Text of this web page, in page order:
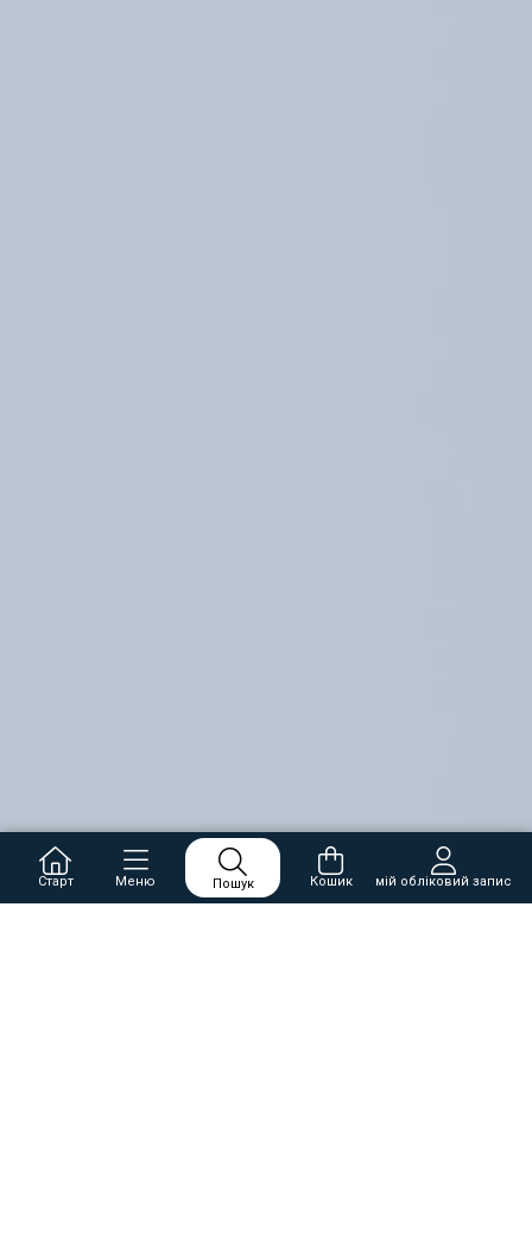
Старт Меню Пошук Кошик мій обліковий запис